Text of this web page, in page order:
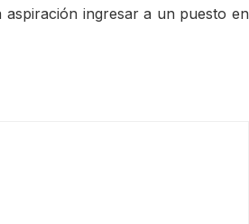
aspiración ingresar a un puesto en